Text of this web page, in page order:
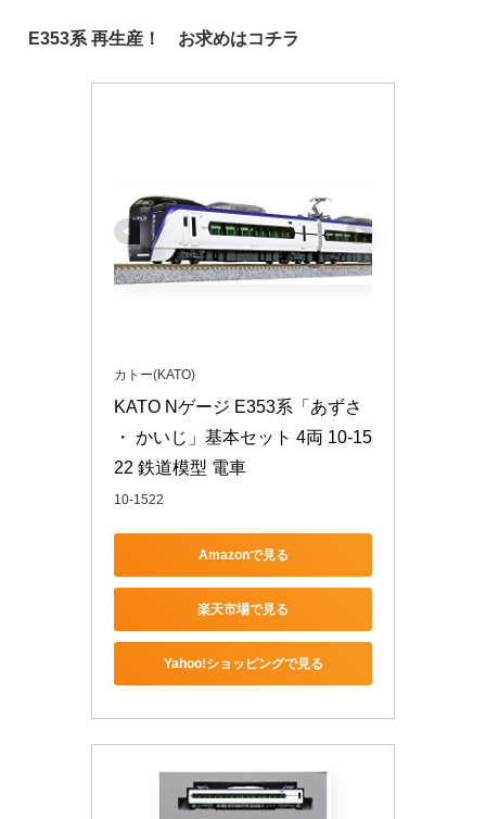
E353系 再生産！ お求めはコチラ
カトー(KATO)
KATO Nゲージ E353系「あずさ
・ かいじ」基本セット 4両 10-15
22 鉄道模型 電車
10-1522
Amazonで見る
楽天市場で見る
Yahoo!ショッピングで見る